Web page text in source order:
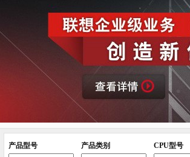
产品型号 产品类别 CPU型号